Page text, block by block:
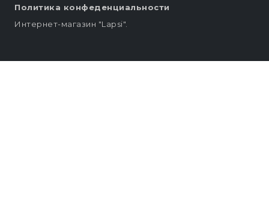
Политика конфеденциальности
Интернет-магазин "Lapsi".